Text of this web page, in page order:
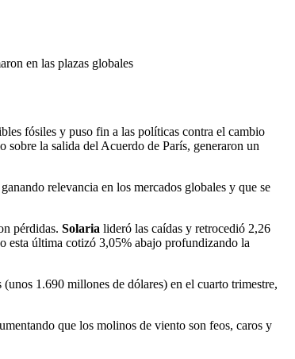
en las plazas globales
fósiles y puso fin a las políticas contra el cambio
la salida del Acuerdo de París, generaron un
relevancia en los mercados globales y que se
pérdidas. Solaria lideró las caídas y retrocedió 2,26
esta última cotizó 3,05% abajo profundizando la
1.690 millones de dólares) en el cuarto trimestre,
que los molinos de viento son feos, caros y